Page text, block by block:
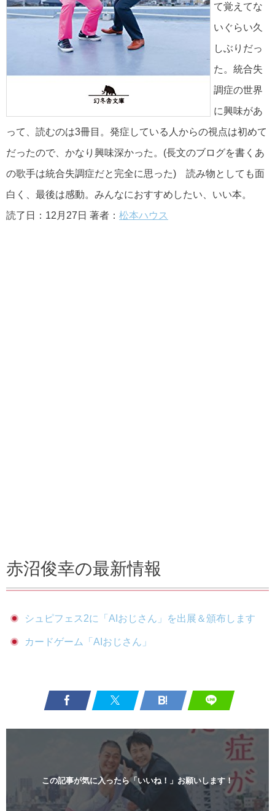
て覚えてな
いぐらい久
しぶりだっ
た。統合失
調症の世界
に興味があ
って、読むのは3冊目。発症している人からの視点は初めて
だったので、かなり興味深かった。(長文のブログを書くあ
の歌手は統合失調症だと完全に思った) 読み物としても面
白く、最後は感動。みんなにおすすめしたい、いい本。
読了日：12月27日 著者： 松本ハウス
赤沼俊幸の最新情報
シュピフェス2に「AIおじさん」を出展＆頒布します
カードゲーム「AIおじさん」
この記事が気に入ったら「いいね！」お願いします！